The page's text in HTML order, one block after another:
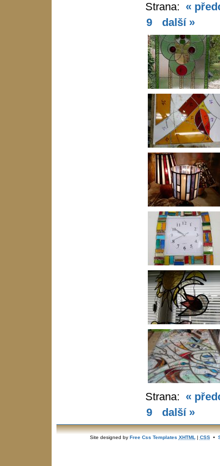
Strana: «
9
další »
Strana: «
9
další »
Site designed by Free Css Templates XHTML | CSS•